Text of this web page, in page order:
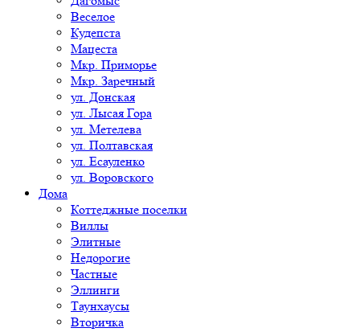
Веселое
Кудепста
Мацеста
Мкр. Приморье
Мкр. Заречный
ул. Донская
ул. Лысая Гора
ул. Метелева
ул. Полтавская
ул. Есауленко
ул. Воровского
Дома
Коттеджные поселки
Виллы
Элитные
Недорогие
Частные
Эллинги
Таунхаусы
Вторичка